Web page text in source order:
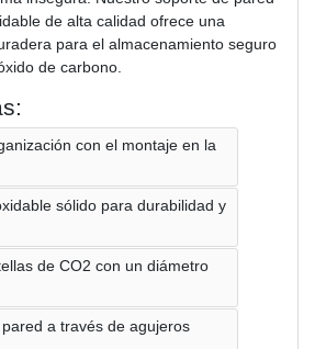
de alta calidad ofrece una
para el almacenamiento seguro
de carbono.
con el montaje en la
sólido para durabilidad y
de CO2 con un diámetro
a través de agujeros